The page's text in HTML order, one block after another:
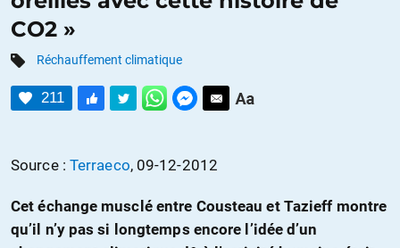
DOSSIERS
CATÉGORIES
CONTACTER
FAIRE UN
DON
CO2 »
Réchauffement climatique
211
Source : Terraeco, 09-12-2012
Cet échange musclé entre Cousteau et Tazieff montre
qu’il n’y pas si longtemps encore l’idée d’un